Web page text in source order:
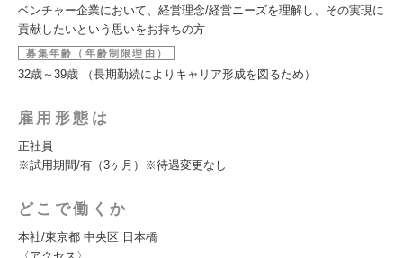
ベンチャー企業において、経営理念/経営ニーズを理解し、その実現に
貢献したいという思いをお持ちの方
募集年齢（年齢制限理由）
32歳～39歳 （長期勤続によりキャリア形成を図るため）
雇用形態は
正社員
※試用期間/有（3ヶ月）※待遇変更なし
どこで働くか
本社/東京都 中央区 日本橋